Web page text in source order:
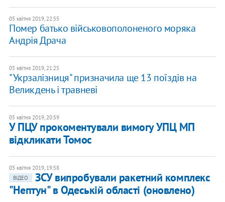
05 квітня 2019, 22:55
Помер батько військовополоненого моряка
Андрія Драча
05 квітня 2019, 21:25
"Укрзалізниця" призначила ще 13 поїздів на
Великдень і травневі
05 квітня 2019, 20:59
У ПЦУ прокоментували вимогу УПЦ МП
відкликати Томос
05 квітня 2019, 19:58
ВІДЕО
ЗСУ випробували ракетний комплекс
"Нептун" в Одеській області (оновлено)